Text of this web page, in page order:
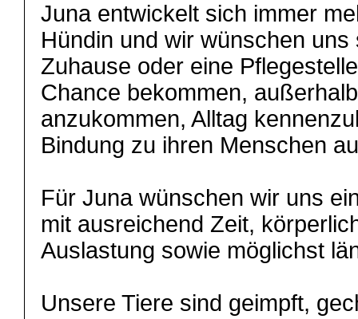
Juna entwickelt sich immer
Hündin und wir wünschen
Zuhause oder eine
Chance bekommen,
anzukommen, Alltag
Bindung zu ihren Menschen
Für Juna wünschen wir uns
mit ausreichend Zeit,
Auslastung sowie möglichst
Unsere Tiere sind geimpft,